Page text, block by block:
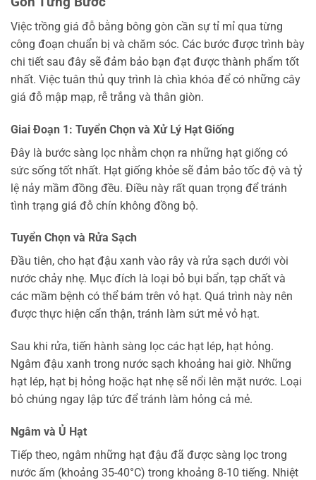
Việc trồng giá đỗ bằng bông gòn cần sự tỉ mỉ qua từng
công đoạn chuẩn bị và chăm sóc. Các bước được trình bày
chi tiết sau đây sẽ đảm bảo bạn đạt được thành phẩm tốt
nhất. Việc tuân thủ quy trình là chìa khóa để có những cây
giá đỗ mập mạp, rễ trắng và thân giòn.
Giai Đoạn 1: Tuyển Chọn và Xử Lý Hạt Giống
Đây là bước sàng lọc nhằm chọn ra những hạt giống có
sức sống tốt nhất. Hạt giống khỏe sẽ đảm bảo tốc độ và tỷ
lệ nảy mầm đồng đều. Điều này rất quan trọng để tránh
tình trạng giá đỗ chín không đồng bộ.
Tuyển Chọn và Rửa Sạch
Đầu tiên, cho hạt đậu xanh vào rây và rửa sạch dưới vòi
nước chảy nhẹ. Mục đích là loại bỏ bụi bẩn, tạp chất và
các mầm bệnh có thể bám trên vỏ hạt. Quá trình này nên
được thực hiện cẩn thận, tránh làm sứt mẻ vỏ hạt.
Sau khi rửa, tiến hành sàng lọc các hạt lép, hạt hỏng.
Ngâm đậu xanh trong nước sạch khoảng hai giờ. Những
hạt lép, hạt bị hỏng hoặc hạt nhẹ sẽ nổi lên mặt nước. Loại
bỏ chúng ngay lập tức để tránh làm hỏng cả mẻ.
Ngâm và Ủ Hạt
Tiếp theo, ngâm những hạt đậu đã được sàng lọc trong
nước ấm (khoảng 35-40°C) trong khoảng 8-10 tiếng. Nhiệt